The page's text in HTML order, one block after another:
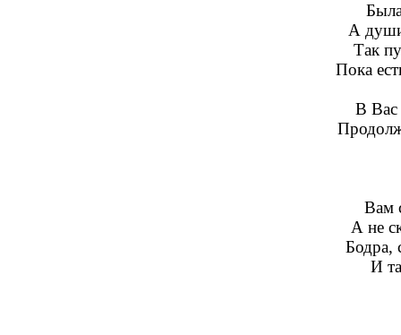
А
Так
Пока
В Вас
Вам
А не
Бодра,
И